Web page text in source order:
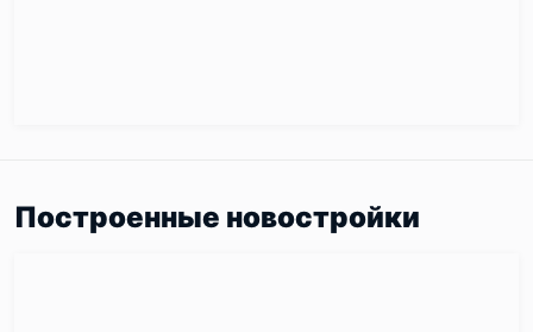
Построенные новостройки